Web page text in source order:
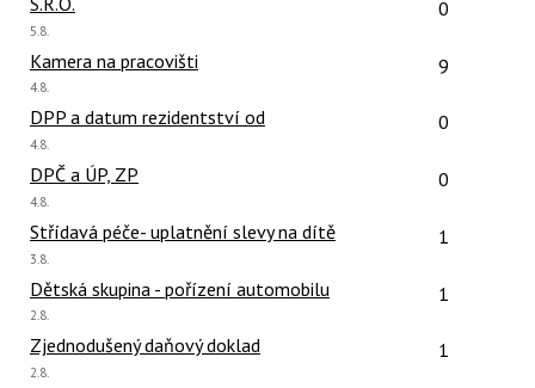
0
Poslední
5.8.
Kamera na pracovišti Počet
9
Poslední
4.8.
DPP a datum rezidentství od Počet
0
Poslední
4.8.
DPČ a ÚP, ZP Počet
0
Poslední
4.8.
Střídavá péče- uplatnění slevy na dítě Počet
1
Poslední
3.8.
Dětská skupina - pořízení automobilu Počet
1
Poslední
2.8.
Zjednodušený daňový doklad Počet
1
Poslední
2.8.